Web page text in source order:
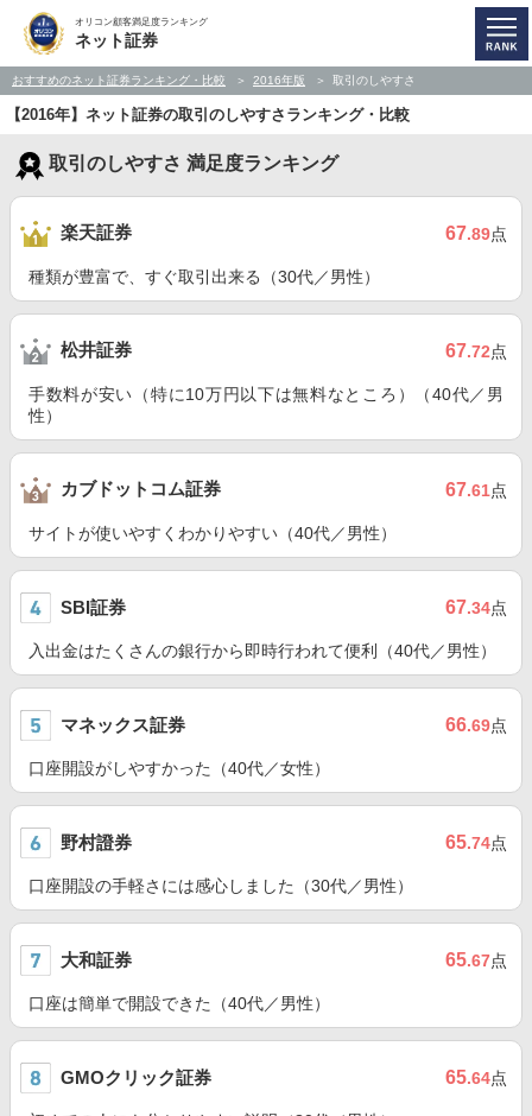
オリコン顧客満足度ランキング
ネット証券
おすすめのネット証券ランキング・比較 2016年版 取引のしやすさ
【2016年】ネット証券の取引のしやすさランキング・比較
取引のしやすさ 満足度ランキング
楽天証券 67.89点
種類が豊富で、すぐ取引出来る（30代／男性）
松井証券 67.72点
手数料が安い（特に10万円以下は無料なところ）（40代／男
性）
カブドットコム証券 67.61点
サイトが使いやすくわかりやすい（40代／男性）
SBI証券 67.34点
入出金はたくさんの銀行から即時行われて便利（40代／男性）
マネックス証券 66.69点
口座開設がしやすかった（40代／女性）
野村證券 65.74点
口座開設の手軽さには感心しました（30代／男性）
大和証券 65.67点
口座は簡単で開設できた（40代／男性）
GMOクリック証券 65.64点